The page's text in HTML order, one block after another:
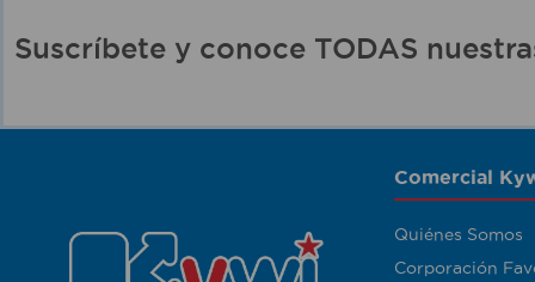
Suscríbete y conoce TODAS
Comercial
Quiénes Somos
Corporación